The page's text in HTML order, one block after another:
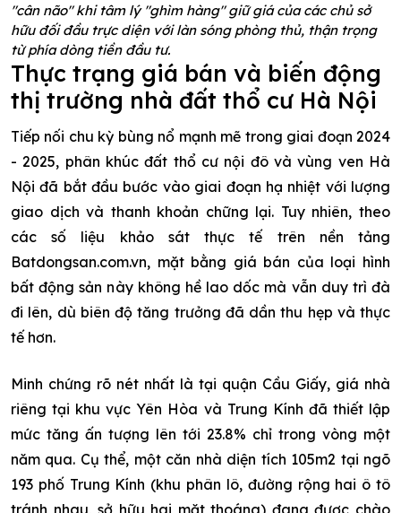
"cân não" khi tâm lý "ghìm hàng" giữ giá của các chủ sở
hữu đối đầu trực diện với làn sóng phòng thủ, thận trọng
từ phía dòng tiền đầu tư.
Thực trạng giá bán và biến động
thị trường nhà đất thổ cư Hà Nội
Tiếp nối chu kỳ bùng nổ mạnh mẽ trong giai đoạn 2024
- 2025, phân khúc đất thổ cư nội đô và vùng ven Hà
Nội đã bắt đầu bước vào giai đoạn hạ nhiệt với lượng
giao dịch và thanh khoản chững lại. Tuy nhiên, theo
các số liệu khảo sát thực tế trên nền tảng
Batdongsan.com.vn, mặt bằng giá bán của loại hình
bất động sản này không hề lao dốc mà vẫn duy trì đà
đi lên, dù biên độ tăng trưởng đã dần thu hẹp và thực
tế hơn.
Minh chứng rõ nét nhất là tại quận Cầu Giấy, giá nhà
riêng tại khu vực Yên Hòa và Trung Kính đã thiết lập
mức tăng ấn tượng lên tới 23.8% chỉ trong vòng một
năm qua. Cụ thể, một căn nhà diện tích 105m2 tại ngõ
193 phố Trung Kính (khu phân lô, đường rộng hai ô tô